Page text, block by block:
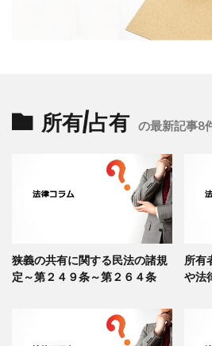
所有/占有 の最新記事8
狭義の共有に関する民法の諸規
定～第２４９条～第２６４条
所有
や法